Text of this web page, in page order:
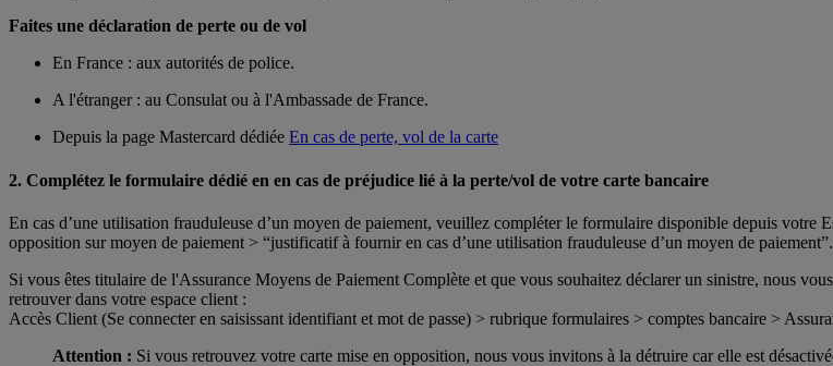
Faites une déclaration de perte ou de vol
En France : aux autorités de police.
A l'étranger : au Consulat ou à l'Ambassade de France.
Depuis la page Mastercard dédiée En cas de perte, vol de la carte
2. Complétez le formulaire dédié en en cas de préjudice lié à la perte/vol de votre carte bancaire
En cas d’une utilisation frauduleuse d’un moyen de paiement, veuillez compléter le formulaire disponible depuis
opposition sur moyen de paiement > “justificatif à fournir en cas d’une utilisation frauduleuse d’un moyen de
Si vous êtes titulaire de l'Assurance Moyens de Paiement Complète et que vous souhaitez déclarer un sinistre, nous
retrouver dans votre espace client :
Accès Client (Se connecter en saisissant identifiant et mot de passe) > rubrique formulaires > comptes bancaire >
Attention : Si vous retrouvez votre carte mise en opposition, nous vous invitons à la détruire car elle est